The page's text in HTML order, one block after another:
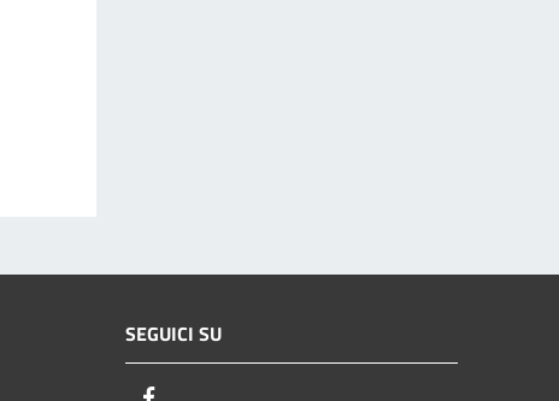
SEGUICI SU